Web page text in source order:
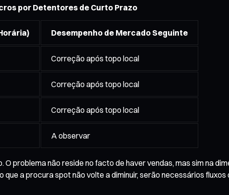
por Detentores de Curto Prazo
Desempenho de Mercado Seguinte
Correção após topo local
Correção após topo local
Correção após topo local
A observar
problema não reside no facto de haver vendas, mas sim na
que a procura spot não volte a diminuir, serão necessários